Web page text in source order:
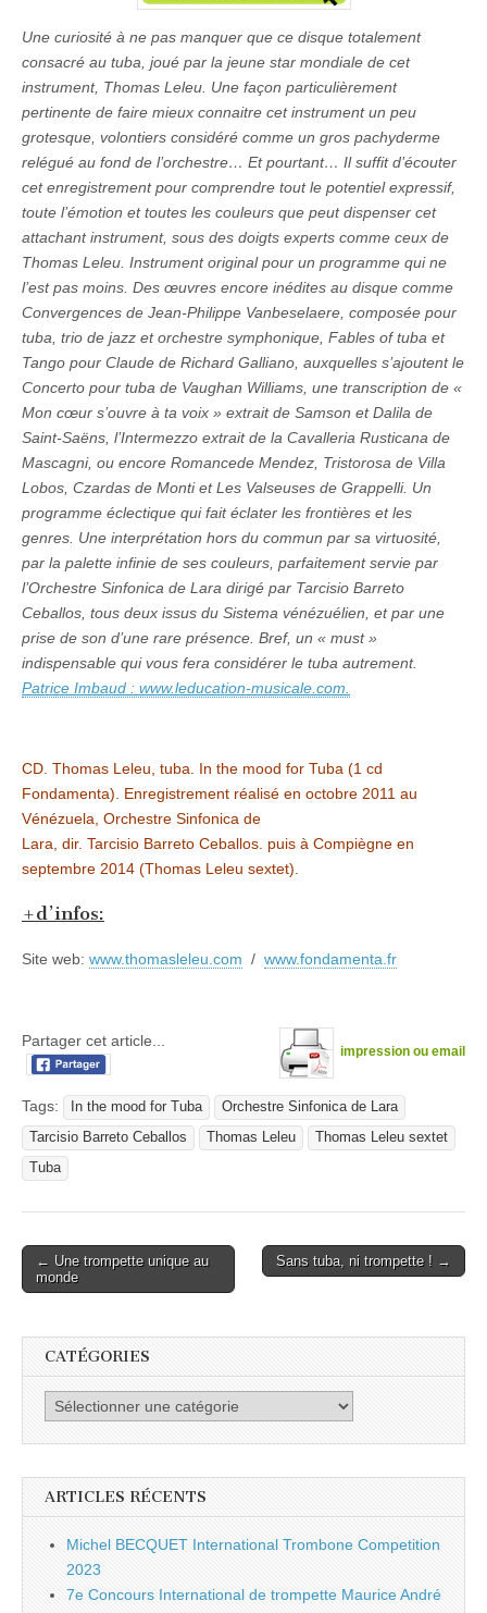
Une curiosité à ne pas manquer que ce disque totalement
consacré au tuba, joué par la jeune star mondiale de cet
instrument, Thomas Leleu. Une façon particulièrement
pertinente de faire mieux connaitre cet instrument un peu
grotesque, volontiers considéré comme un gros pachyderme
relégué au fond de l’orchestre… Et pourtant… Il suffit d’écouter
cet enregistrement pour comprendre tout le potentiel expressif,
toute l’émotion et toutes les couleurs que peut dispenser cet
attachant instrument, sous des doigts experts comme ceux de
Thomas Leleu. Instrument original pour un programme qui ne
l’est pas moins. Des œuvres encore inédites au disque comme
Convergences de Jean-Philippe Vanbeselaere, composée pour
tuba, trio de jazz et orchestre symphonique, Fables of tuba et
Tango pour Claude de Richard Galliano, auxquelles s’ajoutent le
Concerto pour tuba de Vaughan Williams, une transcription de «
Mon cœur s’ouvre à ta voix » extrait de Samson et Dalila de
Saint-Saëns, l’Intermezzo extrait de la Cavalleria Rusticana de
Mascagni, ou encore Romancede Mendez, Tristorosa de Villa
Lobos, Czardas de Monti et Les Valseuses de Grappelli. Un
programme éclectique qui fait éclater les frontières et les
genres. Une interprétation hors du commun par sa virtuosité,
par la palette infinie de ses couleurs, parfaitement servie par
l’Orchestre Sinfonica de Lara dirigé par Tarcisio Barreto
Ceballos, tous deux issus du Sistema vénézuélien, et par une
prise de son d’une rare présence. Bref, un « must »
indispensable qui vous fera considérer le tuba autrement.
Patrice Imbaud : www.leducation-musicale.com.
CD. Thomas Leleu, tuba. In the mood for Tuba (1 cd
Fondamenta). Enregistrement réalisé en octobre 2011 au
Vénézuela, Orchestre Sinfonica de
Lara, dir. Tarcisio Barreto Ceballos. puis à Compiègne en
septembre 2014 (Thomas Leleu sextet).
+d’infos:
Site web: www.thomasleleu.com / www.fondamenta.fr
impression ou email
Partager cet article...
Tags: In the mood for Tuba
Orchestre Sinfonica de Lara
Tarcisio Barreto Ceballos
Thomas Leleu
Thomas Leleu sextet
Tuba
Post
navigation
← Une trompette unique au
monde
Sans tuba, ni trompette ! →
CATÉGORIES
Catégories
ARTICLES RÉCENTS
Michel BECQUET International Trombone Competition
2023
7e Concours International de trompette Maurice André